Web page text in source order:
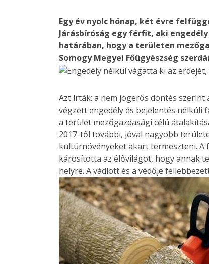
Egy év nyolc hónap, két évre
Járásbíróság egy férfit, aki
határában, hogy a területen
Somogy Megyei Főügyészség
Azt írták: a nem jogerős döntés
végzett engedély és bejelentés nélküli
a terület mezőgazdasági célú
2017-től további, jóval nagyobb
kultúrnövényeket akart termeszteni. A
károsította az élővilágot, hogy annak
helyre. A vádlott és a védője